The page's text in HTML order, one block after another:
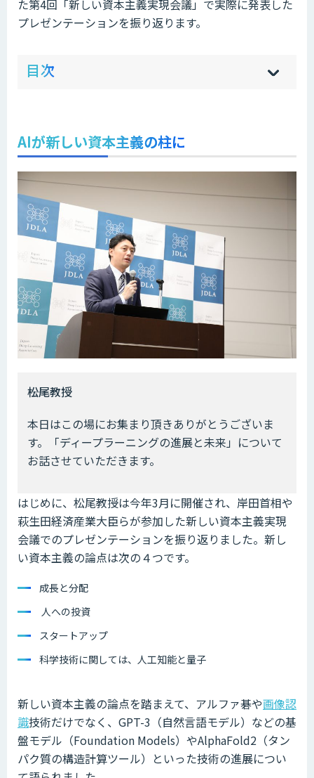
た第4回「新しい資本主義実現会議」で実際に発表した
プレゼンテーションを振り返ります。
目次 hi
]
sh
]
AIが新しい資本主義の柱に
――松尾教授
本日はこの場にお集まり頂きありがとうございま
す。「ディープラーニングの進展と未来」について
お話させていただきます。
はじめに、松尾教授は今年3月に開催され、岸田首相や
萩生田経済産業大臣らが参加した新しい資本主義実現
会議でのプレゼンテーションを振り返りました。新し
い資本主義の論点は次の４つです。
成長と分配
人への投資
スタートアップ
科学技術に関しては、人工知能と量子
新しい資本主義の論点を踏まえて、アルファ碁や画像認
識技術だけでなく、GPT-3（自然言語モデル）などの基
盤モデル（Foundation Models）やAlphaFold2（タン
パク質の構造計算ツール）といった技術の進展につい